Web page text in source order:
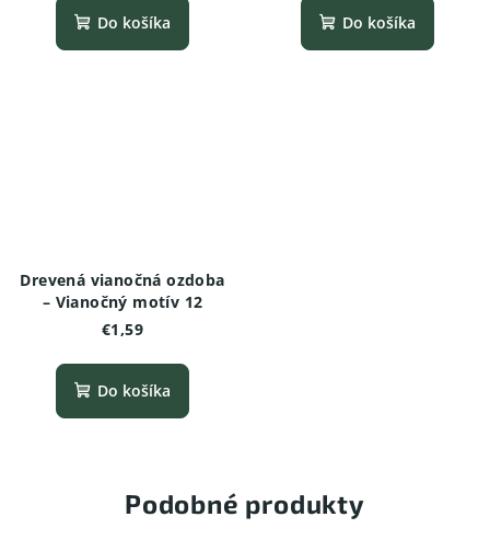
Do košíka Do košíka
Drevená vianočná ozdoba
– Vianočný motív 12
€1,59
Do košíka
Podobné produkty